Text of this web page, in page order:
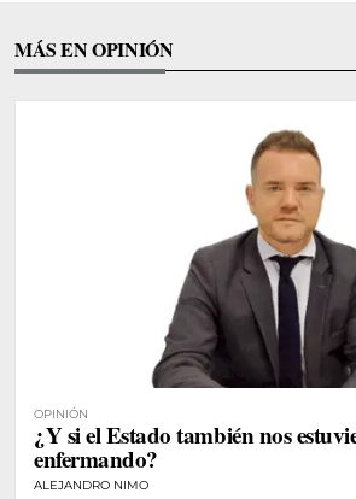
MÁS EN OPINIÓN
OPINIÓN
¿Y si el Estado también nos
enfermando?
ALEJANDRO NIMO